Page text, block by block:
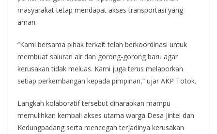
masyarakat tetap mendapat akses transportasi yang
aman.
“Kami bersama pihak terkait telah berkoordinasi untuk
membuat saluran air dan gorong-gorong baru agar
kerusakan tidak meluas. Kami juga terus melaporkan
setiap perkembangan kepada pimpinan,” ujar AKP Totok.
Langkah kolaboratif tersebut diharapkan mampu
memulihkan kembali akses utama warga Desa Jintel dan
Kedungpadang serta mencegah terjadinya kerusakan